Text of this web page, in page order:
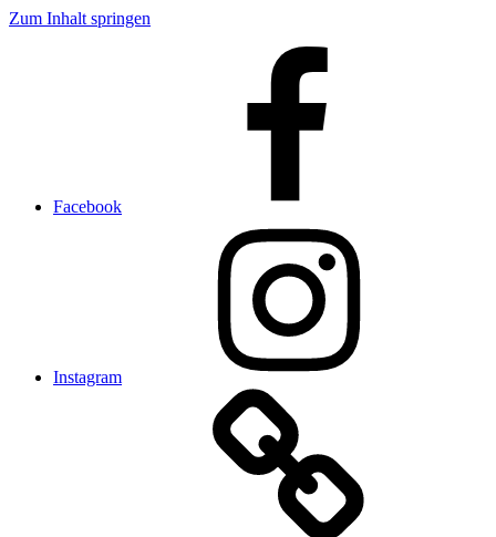
Zum Inhalt springen
Facebook
Instagram